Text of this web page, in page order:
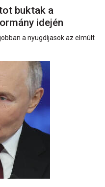
buktak a
idején
a nyugdíjasok az elmúlt